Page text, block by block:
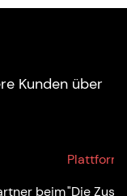
Kunden über
beim
Plattform
"Die